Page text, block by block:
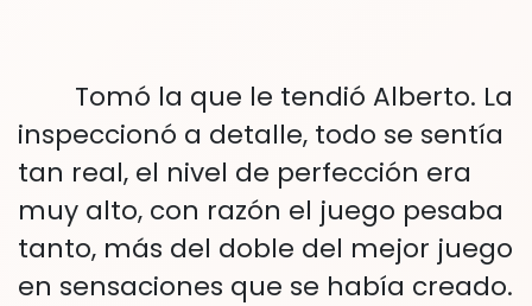
Tomó la que le tendió Alberto. La
inspeccionó a detalle, todo se sentía
tan real, el nivel de perfección era
muy alto, con razón el juego pesaba
tanto, más del doble del mejor juego
en sensaciones que se había creado.